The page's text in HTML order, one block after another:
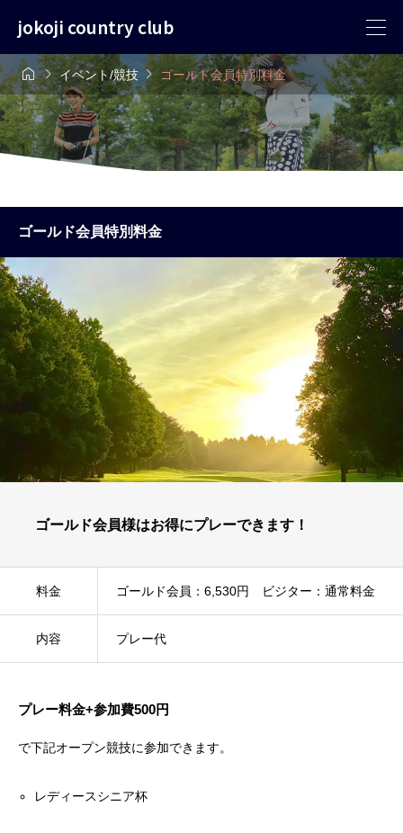
jokoji country club
イベント/競技 ゴールド会員特別料金
ゴールド会員特別料金
ゴールド会員様はお得にプレーできます！
料金 ゴールド会員：6,530円 ビジター：通常料金
内容 プレー代
プレー料金+参加費500円
で下記オープン競技に参加できます。
レディースシニア杯